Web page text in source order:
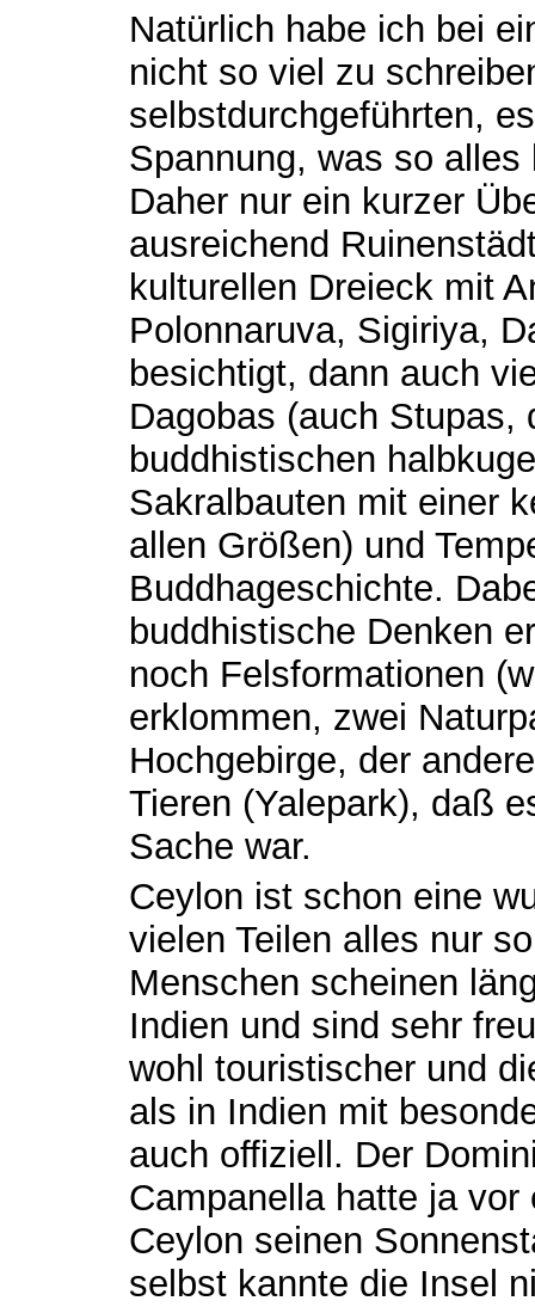
Natürlich habe ich bei
nicht so viel zu
selbstdurchgeführten,
Spannung, was so
Daher nur ein kurzer
ausreichend
kulturellen Dreieck mit
Polonnaruva, Sigiriya,
besichtigt, dann auch
Dagobas (auch Stupas,
buddhistischen
Sakralbauten mit einer
allen Größen) und
Buddhageschichte.
buddhistische Denken
noch Felsformationen
erklommen, zwei
Hochgebirge, der
Tieren (Yalepark), daß
Sache war.
Ceylon ist schon eine
vielen Teilen alles nur
Menschen scheinen
Indien und sind sehr
wohl touristischer und
als in Indien mit
auch offiziell. Der
Campanella hatte ja
Ceylon seinen
selbst kannte die Insel